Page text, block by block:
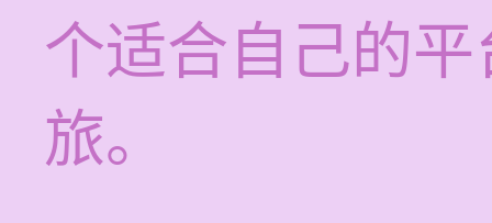
个适合自己的
旅。